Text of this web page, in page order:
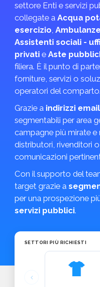
settore Enti e servizi
collegate a Acqua
esercizio,
Assistenti sociali -
privati e Aste
filiera. È il punto di
forniture, servizi o
operatori del comparto.
Grazie a indirizzi
segmentabili per area
campagne più mirate
distributori, rivenditori
comunicazioni
Con il supporto del
target grazie a
per una prospezione
servizi pubblici.
SETTORI PIÙ RICHIESTI